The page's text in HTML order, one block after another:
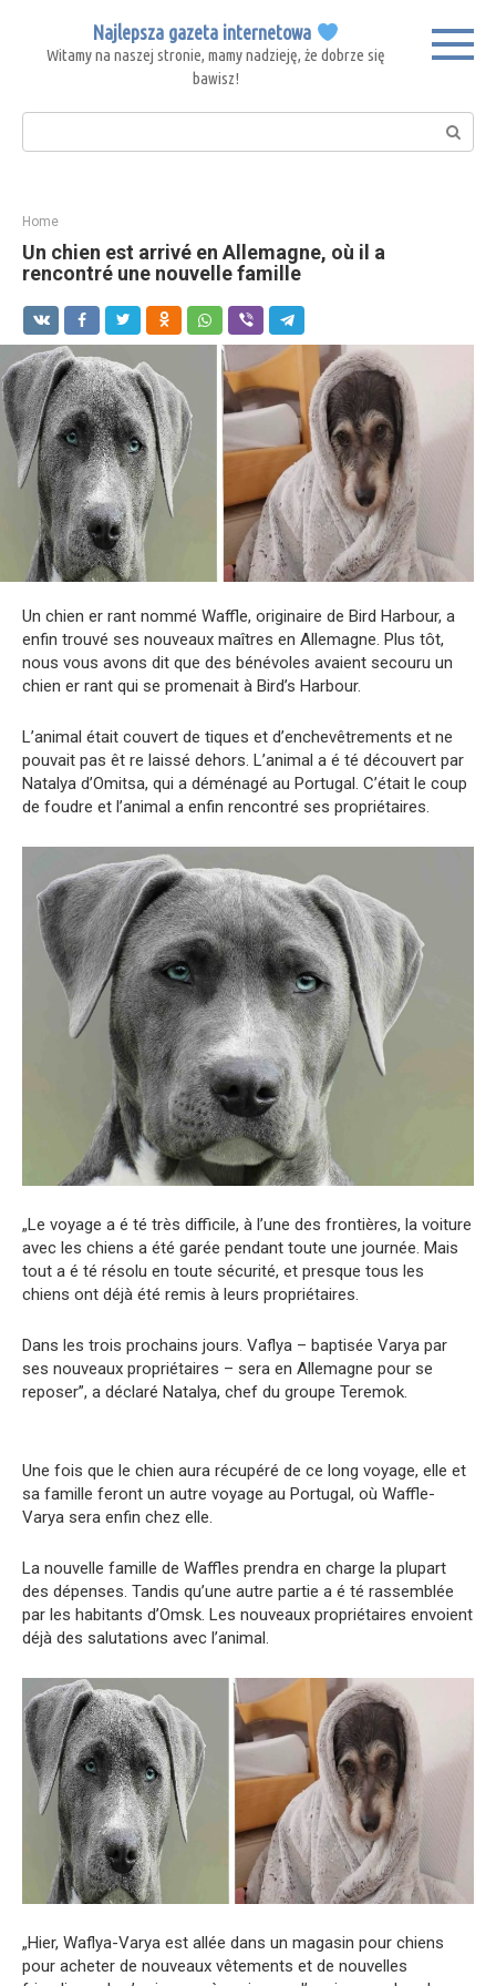
content
Najlepsza gazeta internetowa
Witamy na naszej stronie, mamy nadzieję, że dobrze się
bawisz!
Search:
Home
Un chien est arrivé en Allemagne, où il a
rencontré une nouvelle famille
Un chien er rant nommé Waffle, originaire de Bird Harbour, a
enfin trouvé ses nouveaux maîtres en Allemagne. Plus tôt,
nous vous avons dit que des bénévoles avaient secouru un
chien er rant qui se promenait à Bird’s Harbour.
L’animal était couvert de tiques et d’enchevêtrements et ne
pouvait pas êt re laissé dehors. L’animal a é té découvert par
Natalya d’Omitsa, qui a déménagé au Portugal. C’était le coup
de foudre et l’animal a enfin rencontré ses propriétaires.
„Le voyage a é té très difficile, à l’une des frontières, la voiture
avec les chiens a été garée pendant toute une journée. Mais
tout a é té résolu en toute sécurité, et presque tous les
chiens ont déjà été remis à leurs propriétaires.
Dans les trois prochains jours. Vaflya – baptisée Varya par
ses nouveaux propriétaires – sera en Allemagne pour se
reposer”, a déclaré Natalya, chef du groupe Teremok.
Une fois que le chien aura récupéré de ce long voyage, elle et
sa famille feront un autre voyage au Portugal, où Waffle-
Varya sera enfin chez elle.
La nouvelle famille de Waffles prendra en charge la plupart
des dépenses. Tandis qu’une autre partie a é té rassemblée
par les habitants d’Omsk. Les nouveaux propriétaires envoient
déjà des salutations avec l’animal.
„Hier, Waflya-Varya est allée dans un magasin pour chiens
pour acheter de nouveaux vêtements et de nouvelles